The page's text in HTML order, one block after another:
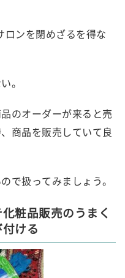
ンを閉めざるを得な
。
のオーダーが来ると売
商品を販売していて良
で扱ってみましょう。
粧品販売のうまく
ける